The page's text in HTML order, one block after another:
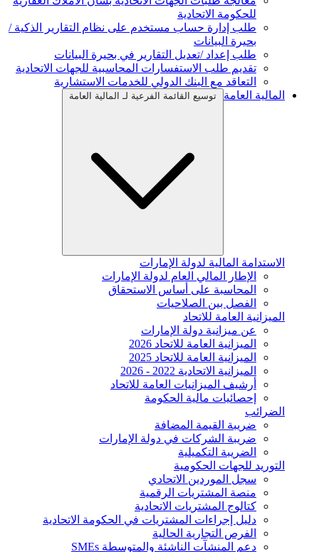
للحكومة الاتحادية
طلب إدارة حساب مستخدم على نظام التقارير الذكية /
بحيرة البيانات
طلب إعداد /تعديل التقارير في بحيرة البيانات
تقديم طلب الاستفسارات المحاسبية للجهات الاتحادية
التعاقد مع البنك الدولي للخدمات الاستشارية
المالية العامة
توسيع القائمة الفرعية لـ المالية العامة
الاستدامة المالية لدولة الإمارات
الإطار المالي العام لدولة الإمارات
المحاسبة على أساس الاستحقاق
الفصل بين الصلاحيات
الميزانية العامة للاتحاد
عن ميزانية دولة الإمارات
الميزانية العامة للاتحاد 2026
الميزانية العامة للاتحاد 2025
الميزانية الاتحادية 2022 - 2026
أرشيف الميزانيات العامة للاتحاد
إحصائيات مالية الحكومة
الضرائب
ضريبة القيمة المضافة
ضريبة الشركات في دولة الإمارات
الضريبة التكميلية
التوريد للجهات الحكومية
سجل الموردين الاتحادي
منصة المشتريات الرقمية
كتالوج المشتريات الاتحادية
دليل إجراءات المشتريات في الحكومة الاتحادية
الفرص التجارية الحالية
دعم المنشآت الناشئة والمتوسطة SMEs